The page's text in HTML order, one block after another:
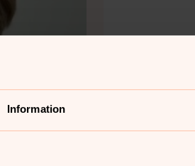
Information